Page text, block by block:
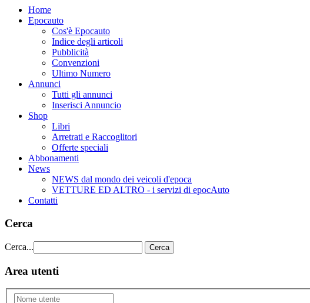
Home
Epocauto
Cos'è Epocauto
Indice degli articoli
Pubblicità
Convenzioni
Ultimo Numero
Annunci
Tutti gli annunci
Inserisci Annuncio
Shop
Libri
Arretrati e Raccoglitori
Offerte speciali
Abbonamenti
News
NEWS dal mondo dei veicoli d'epoca
VETTURE ED ALTRO - i servizi di epocAuto
Contatti
Cerca
Cerca... Cerca
Area utenti